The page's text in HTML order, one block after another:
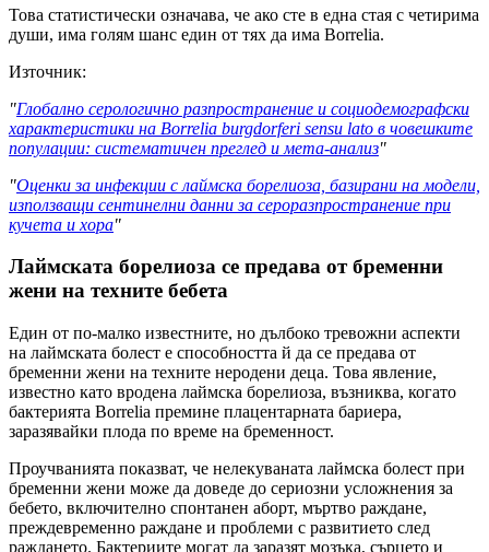
Това статистически означава, че ако сте в една стая с четирима
души, има голям шанс един от тях да има Borrelia.
Източник:
"Глобално серологично разпространение и социодемографски
характеристики на Borrelia burgdorferi sensu lato в човешките
популации: систематичен преглед и мета-анализ"
"Оценки за инфекции с лаймска борелиоза, базирани на модели,
използващи сентинелни данни за сероразпространение при
кучета и хора"
Лаймската борелиоза се предава от бременни
жени на техните бебета
Един от по-малко известните, но дълбоко тревожни аспекти
на лаймската болест е способността й да се предава от
бременни жени на техните неродени деца. Това явление,
известно като вродена лаймска борелиоза, възниква, когато
бактерията Borrelia премине плацентарната бариера,
заразявайки плода по време на бременност.
Проучванията показват, че нелекуваната лаймска болест при
бременни жени може да доведе до сериозни усложнения за
бебето, включително спонтанен аборт, мъртво раждане,
преждевременно раждане и проблеми с развитието след
раждането. Бактериите могат да заразят мозъка, сърцето и